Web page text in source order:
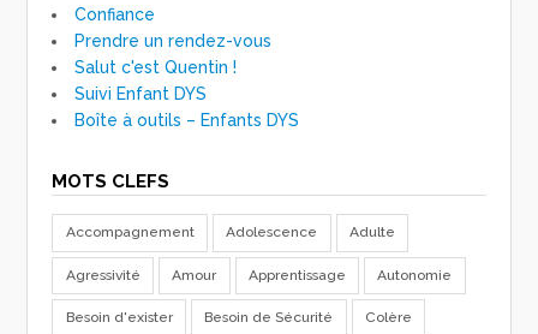
Confiance
Prendre un rendez-vous
Salut c'est Quentin !
Suivi Enfant DYS
Boîte à outils – Enfants DYS
MOTS CLEFS
Accompagnement Adolescence Adulte
Agressivité Amour Apprentissage Autonomie
Besoin d'exister Besoin de Sécurité Colère